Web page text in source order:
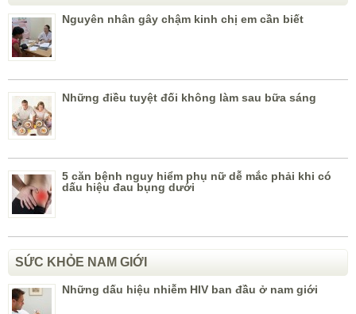
Nguyên nhân gây chậm kinh chị em cần biết
Những điều tuyệt đối không làm sau bữa sáng
5 căn bệnh nguy hiểm phụ nữ dễ mắc phải khi có
dấu hiệu đau bụng dưới
SỨC KHỎE NAM GIỚI
Những dấu hiệu nhiễm HIV ban đầu ở nam giới